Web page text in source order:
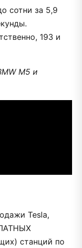
сотни за 5,9
193 и
M5 и
Tesla,
станций по